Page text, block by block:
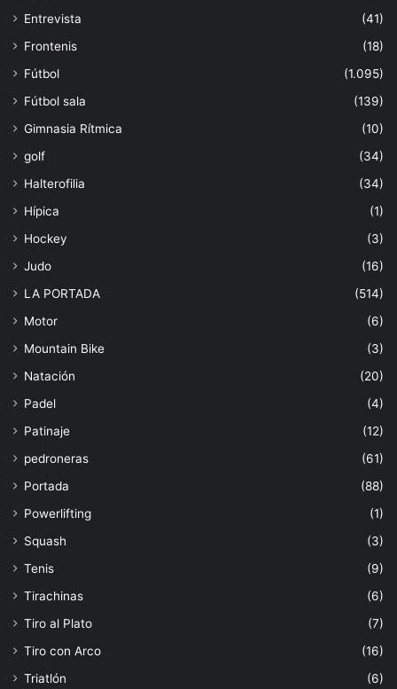
Entrevista
(41)
Frontenis
(18)
Fútbol
(1.095)
Fútbol sala
(139)
Gimnasia Rítmica
(10)
golf
(34)
Halterofilia
(34)
Hípica
(1)
Hockey
(3)
Judo
(16)
LA PORTADA
(514)
Motor
(6)
Mountain Bike
(3)
Natación
(20)
Padel
(4)
Patinaje
(12)
pedroneras
(61)
Portada
(88)
Powerlifting
(1)
Squash
(3)
Tenis
(9)
Tirachinas
(6)
Tiro al Plato
(7)
Tiro con Arco
(16)
Triatlón
(6)